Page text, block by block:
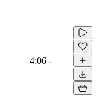
4:06 -